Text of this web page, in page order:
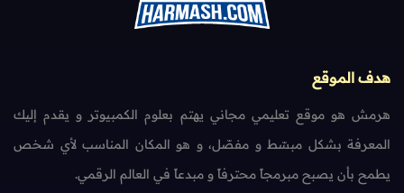
هدف الموقع
هرمش هو موقع تعليمي مجاني يهتم بعلوم الكمبيوتر و يقدم إليك
المعرفة بشكل مبسّط و مفصّل، و هو المكان المناسب لأي شخص
يطمح بأن يصبح مبرمجاً محترفاً و مبدعاً في العالم الرقمي.